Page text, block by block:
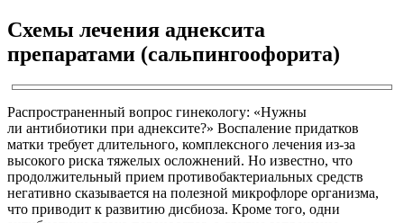
Схемы лечения аднексита
препаратами (сальпингоофорита)
Распространенный вопрос гинекологу: «Нужны
ли антибиотики при аднексите?» Воспаление придатков
матки требует длительного, комплексного лечения из-за
высокого риска тяжелых осложнений. Но известно, что
продолжительный прием противобактериальных средств
негативно сказывается на полезной микрофлоре организма,
что приводит к развитию дисбиоза. Кроме того, одни